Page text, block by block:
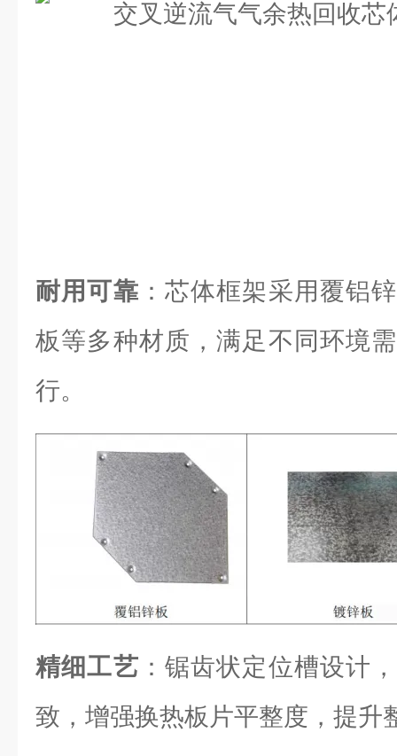
耐用可靠 ：芯体框架采用覆铝
板等多种材质，满足不同环境
行。
精细工艺 ：锯齿状定位槽设计
致，增强换热板片平整度，提升